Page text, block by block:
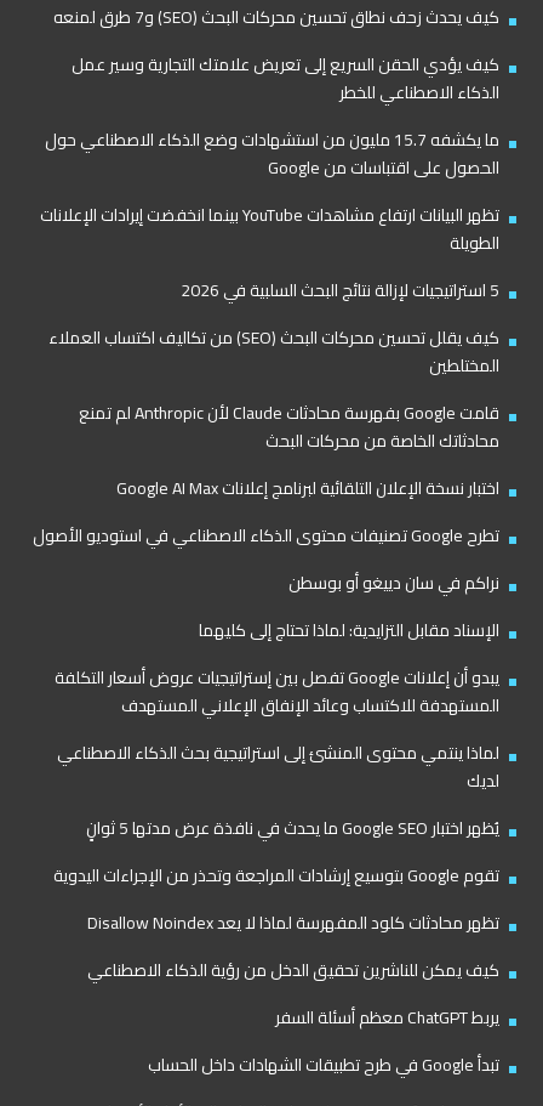
كيف يحدث زحف نطاق تحسين محركات البحث (SEO) و7 طرق لمنعه
كيف يؤدي الحقن السريع إلى تعريض علامتك التجارية وسير عمل
الذكاء الاصطناعي للخطر
ما يكشفه 15.7 مليون من استشهادات وضع الذكاء الاصطناعي حول
الحصول على اقتباسات من Google
تظهر البيانات ارتفاع مشاهدات YouTube بينما انخفضت إيرادات الإعلانات
الطويلة
5 استراتيجيات لإزالة نتائج البحث السلبية في 2026
كيف يقلل تحسين محركات البحث (SEO) من تكاليف اكتساب العملاء
المختلطين
قامت Google بفهرسة محادثات Claude لأن Anthropic لم تمنع
محادثاتك الخاصة من محركات البحث
اختبار نسخة الإعلان التلقائية لبرنامج إعلانات Google AI Max
تطرح Google تصنيفات محتوى الذكاء الاصطناعي في استوديو الأصول
نراكم في سان دييغو أو بوسطن
الإسناد مقابل التزايدية: لماذا تحتاج إلى كليهما
يبدو أن إعلانات Google تفصل بين إستراتيجيات عروض أسعار التكلفة
المستهدفة للاكتساب وعائد الإنفاق الإعلاني المستهدف
لماذا ينتمي محتوى المنشئ إلى استراتيجية بحث الذكاء الاصطناعي
لديك
يُظهر اختبار Google SEO ما يحدث في نافذة عرض مدتها 5 ثوانٍ
تقوم Google بتوسيع إرشادات المراجعة وتحذر من الإجراءات اليدوية
تظهر محادثات كلود المفهرسة لماذا لا يعد Disallow Noindex
كيف يمكن للناشرين تحقيق الدخل من رؤية الذكاء الاصطناعي
يربط ChatGPT معظم أسئلة السفر
تبدأ Google في طرح تطبيقات الشهادات داخل الحساب